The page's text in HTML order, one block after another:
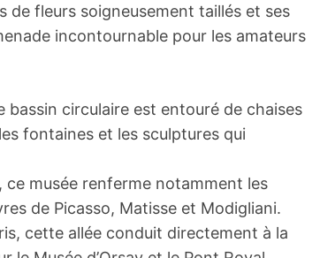
de fleurs soigneusement taillés et ses
incontournable pour les amateurs
bassin circulaire est entouré de chaises
fontaines et les sculptures qui
ce musée renferme notamment les
de Picasso, Matisse et Modigliani.
cette allée conduit directement à la